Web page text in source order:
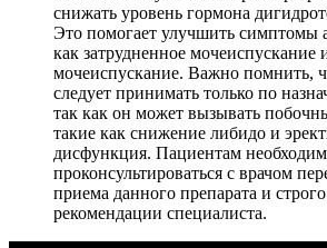
снижать уровень гормона
Это помогает улучшить симптомы
как затрудненное мочеиспускание
мочеиспускание. Важно помнить,
следует принимать только по
так как он может вызывать
такие как снижение либидо и
дисфункция. Пациентам
проконсультироваться с врачом
приема данного препарата и
рекомендации специалиста.